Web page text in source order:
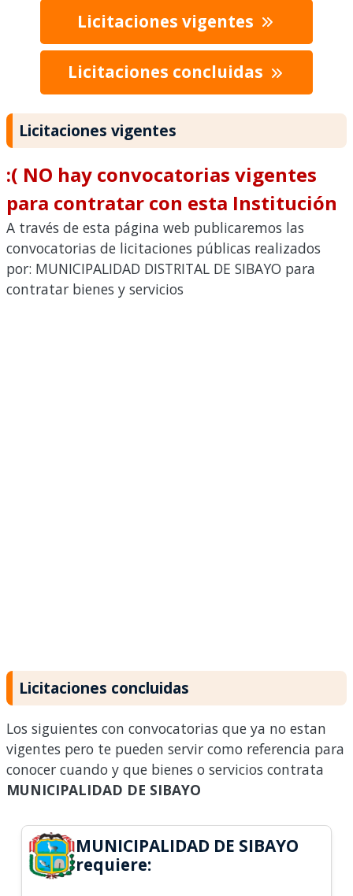
Licitaciones vigentes
Licitaciones concluidas
Licitaciones vigentes
:( NO hay convocatorias vigentes
para contratar con esta Institución
A través de esta página web publicaremos las
convocatorias de licitaciones públicas realizados
por: MUNICIPALIDAD DISTRITAL DE SIBAYO para
contratar bienes y servicios
Licitaciones concluidas
Los siguientes con convocatorias que ya no estan
vigentes pero te pueden servir como referencia para
conocer cuando y que bienes o servicios contrata
MUNICIPALIDAD DE SIBAYO
MUNICIPALIDAD DE SIBAYO
requiere: